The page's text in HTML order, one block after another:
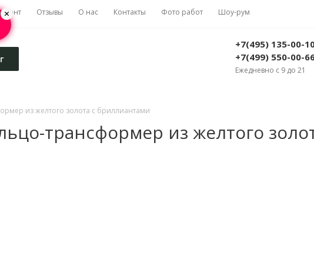
Отзывы О нас Контакты Фото работ Шоу-рум
+7(495) 135-00-
+7(499) 550-00-
Ежедневно с 9 до 21
из желтого золота с бриллиантами
трансформер из желтого